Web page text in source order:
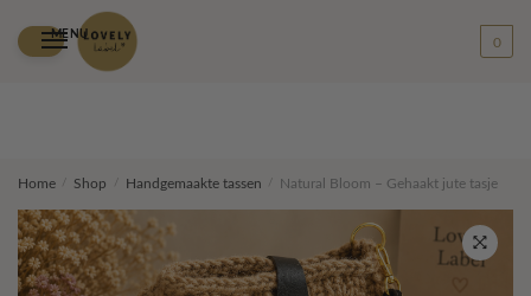
navigation
content
MENU
0
Home Shop Handgemaakte tassen Natural Bloom – Gehaakt jute tasje